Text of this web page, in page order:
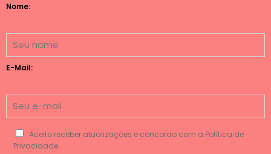
Nome:
E-Mail:
Aceito receber atualizações e concordo com a Política de
Privacidade.